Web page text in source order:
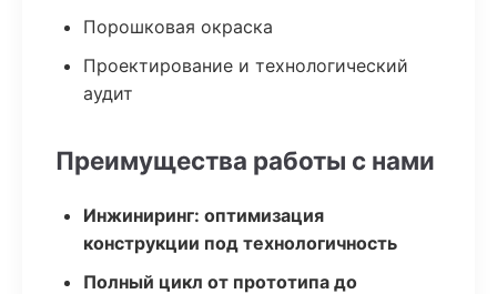
Порошковая окраска
Проектирование и технологический
аудит
Преимущества работы с нами
Инжиниринг: оптимизация
конструкции под технологичность
Полный цикл от прототипа до